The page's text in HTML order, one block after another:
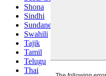
Shona
Sindhi
Sundanese
Swahili
Tajik
Tamil
Telugu
Thai